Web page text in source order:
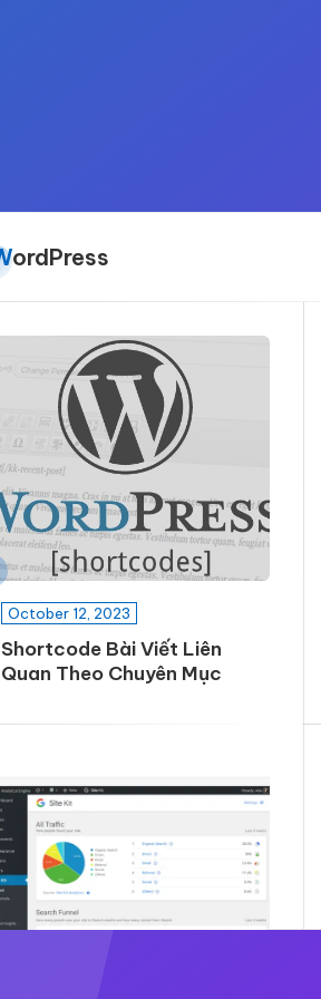
WordPress
October 12, 2023
Shortcode Bài Viết Liên
Quan Theo Chuyên Mục